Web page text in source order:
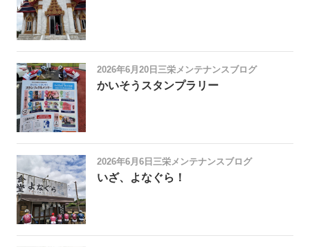
2026年6月20日 三栄メンテナンスブログ
かいそうスタンプラリー
2026年6月6日 三栄メンテナンスブログ
いざ、よなぐら！